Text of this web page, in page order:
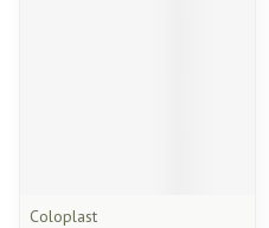
Coloplast